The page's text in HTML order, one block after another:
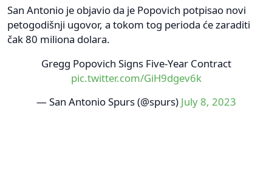
San Antonio je objavio da je Popovich potpisao novi
petogodišnji ugovor, a tokom tog perioda će zaraditi
čak 80 miliona dolara.
Gregg Popovich Signs Five-Year Contract
pic.twitter.com/GiH9dgev6k
— San Antonio Spurs (@spurs) July 8, 2023